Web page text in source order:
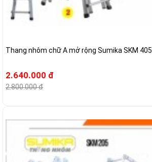
Thang nhôm chữ A mở rộng Sumika SKM 405
2.640.000 đ
2.800.000 đ